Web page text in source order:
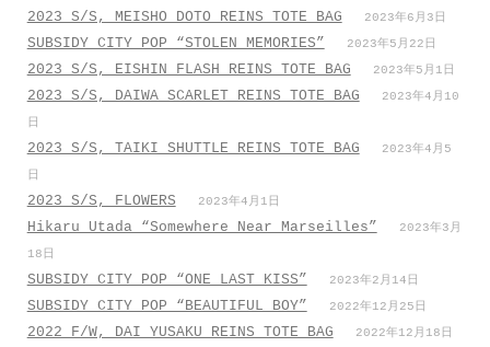
2023 S/S, MEISHO DOTO REINS TOTE BAG 2023年6月3日
SUBSIDY CITY POP “STOLEN MEMORIES” 2023年5月22日
2023 S/S, EISHIN FLASH REINS TOTE BAG 2023年5月1日
2023 S/S, DAIWA SCARLET REINS TOTE BAG
2023年4月10
日
2023 S/S, TAIKI SHUTTLE REINS TOTE BAG
2023年4月5
日
2023 S/S, FLOWERS 2023年4月1日
Hikaru Utada “Somewhere Near Marseilles”
2023年3月
18日
SUBSIDY CITY POP “ONE LAST KISS” 2023年2月14日
SUBSIDY CITY POP “BEAUTIFUL BOY” 2022年12月25日
2022 F/W, DAI YUSAKU REINS TOTE BAG 2022年12月18日